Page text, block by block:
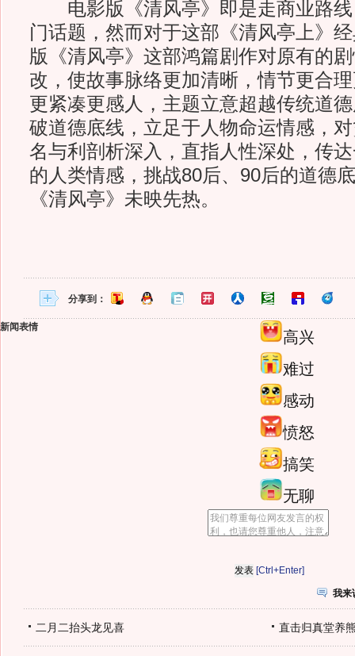
电影版《清风亭》即是走商业路线
门话题，然而对于这部《清风亭上》
版《清风亭》这部鸿篇剧作对原有的
改，使故事脉络更加清晰，情节更合
更紧凑更感人，主题立意超越传统道
破道德底线，立足于人物命运情感，
名与利剖析深入，直指人性深处，传
的人类情感，挑战80后、90后的道德
《清风亭》未映先热。
分享到：
新闻表情
高兴
难过
感动
愤怒
搞笑
无聊
[Ctrl+Enter]
我来
二月二抬头龙见喜 直击归真堂养